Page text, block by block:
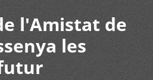
l'Amistat de
les